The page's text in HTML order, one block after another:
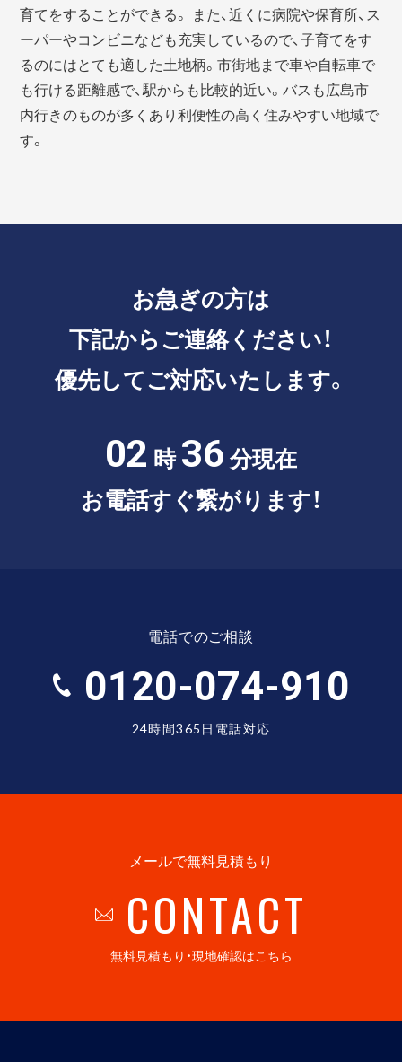
育てをすることができる。 また、近くに病院や保育所、ス
ーパーやコンビニなども充実しているので、子育てをす
るのにはとても適した土地柄。市街地まで車や自転車で
も行ける距離感で、駅からも比較的近い。バスも広島市
内行きのものが多くあり利便性の高く住みやすい地域で
す。
お急ぎの方は
下記からご連絡ください！
優先してご対応いたします。
02 時36分現在
お電話すぐ繋がります！
電話でのご相談
0120-074-910
24時間365日電話対応
メールで無料見積もり
CONTACT
無料見積もり・現地確認はこちら